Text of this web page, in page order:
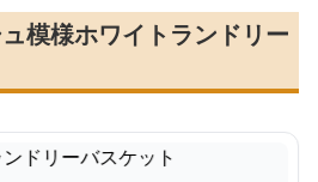
模様ホワイトランドリー